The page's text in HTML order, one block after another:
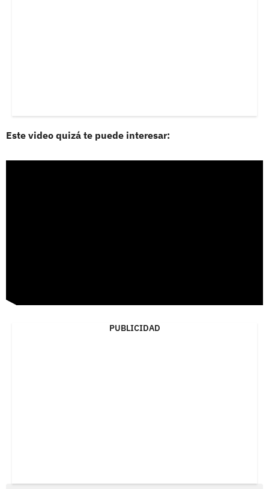
Este video quizá te puede interesar:
PUBLICIDAD